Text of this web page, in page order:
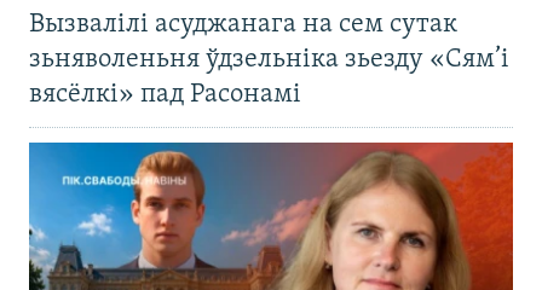
Вызвалілі асуджанага на сем сутак
зьняволеньня ўдзельніка зьезду «Сям’і
вясёлкі» пад Расонамі